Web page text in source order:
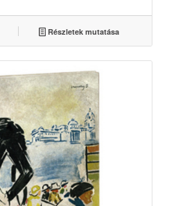
Részletek mutatása